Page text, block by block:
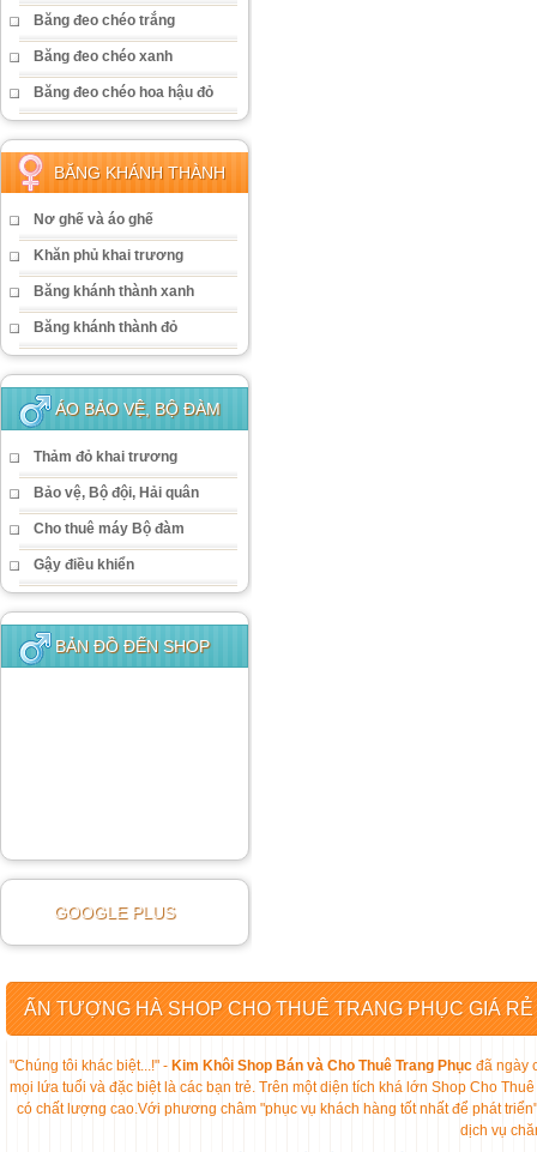
Băng đeo chéo trắng
Băng đeo chéo xanh
Băng đeo chéo hoa hậu đỏ
BĂNG KHÁNH THÀNH
Nơ ghế và áo ghế
Khăn phủ khai trương
Băng khánh thành xanh
Băng khánh thành đỏ
ÁO BẢO VỆ, BỘ ĐÀM
Thảm đỏ khai trương
Bảo vệ, Bộ đội, Hải quân
Cho thuê máy Bộ đàm
Gậy điều khiển
BẢN ĐỒ ĐẾN SHOP
GOOGLE PLUS
ẤN TƯỢNG HÀ SHOP CHO THUÊ TRANG PHỤC GIÁ
"Chúng tôi khác biệt...!" - Kim Khôi Shop Bán và Cho Thuê Trang Phụcđã ngày
mọi lứa tuổi và đặc biệt là các bạn trẻ. Trên một diện tích khá lớn Shop Cho
có chất lượng cao.Với phương châm "phục vụ khách hàng tốt nhất để phát
dịch vụ